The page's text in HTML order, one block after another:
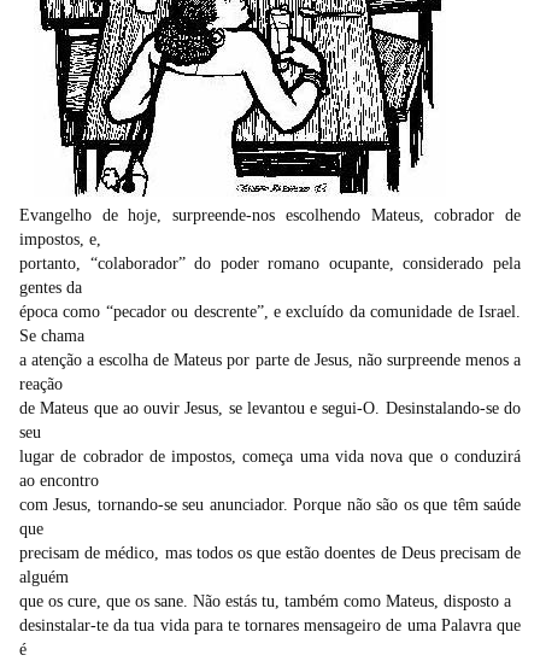
Evangelho de hoje, surpreende-nos escolhendo Mateus, cobrador de
impostos, e,
portanto, “colaborador” do poder romano ocupante, considerado pela
gentes da
época como “pecador ou descrente”, e excluído da comunidade de Israel.
Se chama
a atenção a escolha de Mateus por parte de Jesus, não surpreende menos a
reação
de Mateus que ao ouvir Jesus, se levantou e segui-O. Desinstalando-se do
seu
lugar de cobrador de impostos, começa uma vida nova que o conduzirá
ao encontro
com Jesus, tornando-se seu anunciador. Porque não são os que têm saúde
que
precisam de médico, mas todos os que estão doentes de Deus precisam de
alguém
que os cure, que os sane. Não estás tu, também como Mateus, disposto a
desinstalar-te da tua vida para te tornares mensageiro de uma Palavra que
é